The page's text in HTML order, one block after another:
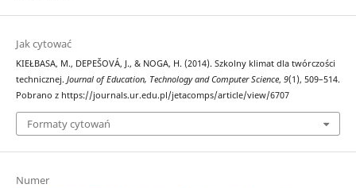
Jak cytować
KIEŁBASA, M., DEPEŠOVÁ, J., & NOGA, H. (2014). Szkolny klimat dla twórczości
technicznej. Journal of Education, Technology and Computer Science, 9(1), 509–514.
Pobrano z https://journals.ur.edu.pl/jetacomps/article/view/6707
Formaty cytowań
Numer